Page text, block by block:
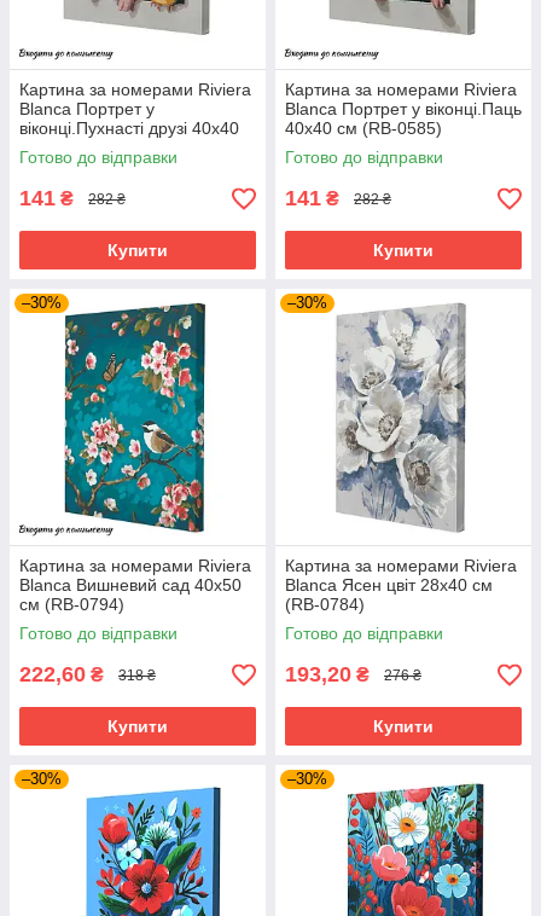
Картина за номерами Riviera
Blanca Портрет у
віконці.Пухнасті друзі 40x40
см (RB-0588)
Готово до відправки
141 ₴ 282 ₴
Купити
Картина за номерами Riviera
Blanca Портрет у віконці.Паць
40x40 см (RB-0585)
Готово до відправки
141 ₴ 282 ₴
Купити
–30%
Картина за номерами Riviera
Blanca Вишневий сад 40x50
см (RB-0794)
Готово до відправки
222,60 ₴ 318 ₴
Купити
–30%
Картина за номерами Riviera
Blanca Ясен цвіт 28x40 см
(RB-0784)
Готово до відправки
193,20 ₴ 276 ₴
Купити
–30% –30%